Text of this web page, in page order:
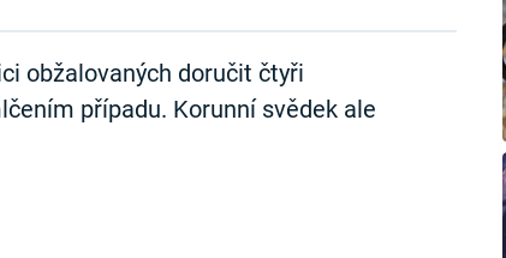
obžalovaných doručit čtyři
případu. Korunní svědek ale